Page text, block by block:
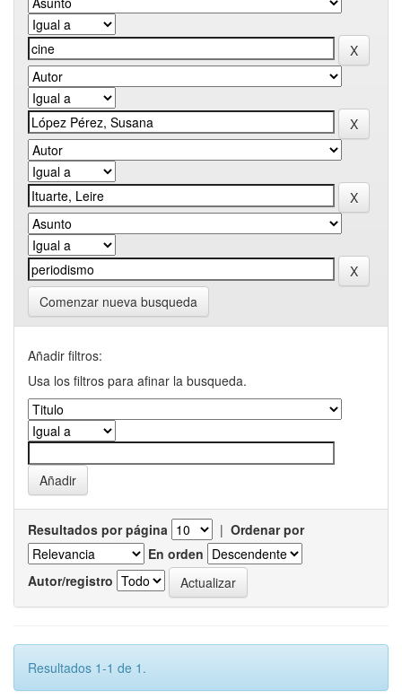
Comenzar nueva busqueda
Añadir filtros:
Usa los filtros para afinar la busqueda.
Resultados por página | Ordenar por
En orden
Autor/registro
Resultados 1-1 de 1.